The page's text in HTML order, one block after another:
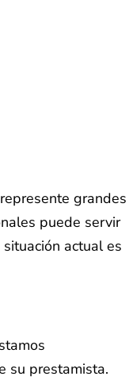
grandes
puede servir
actual es
su prestamista.